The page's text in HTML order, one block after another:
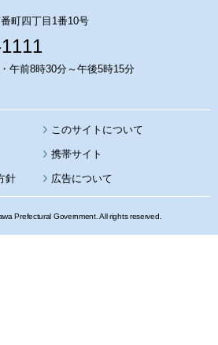
町四丁目1番10号
午前8時30分～午後5時15分
このサイトについて
携帯サイト
針 広告について
Prefectural Government. All rights reserved.